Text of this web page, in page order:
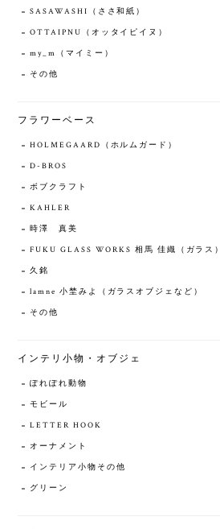
SASAWASHI（ささ和紙）
OTTAIPNU（オッタイピイヌ）
my_m（マイミー）
その他
フラワーベース
HOLMEGAARD（ホルムガード）
D-BROS
ボブクラフト
KAHLER
時澤 真美
FUKU GLASS WORKS 相馬 佳織（ガラス）
久銘
lamne 小埜みよ（ガラスオブジェなど）
その他
インテリ小物・オブジェ
ぽれぽれ動物
モビール
LETTER HOOK
オーナメント
インテリア小物その他
グリーン